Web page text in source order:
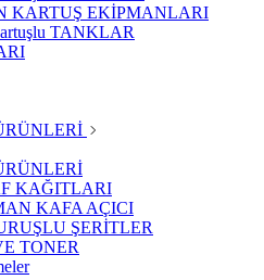
KARTUŞ EKİPMANLARI
TANKLAR
KAĞITLARI
KAFA AÇICI
ŞERİTLER
TONER